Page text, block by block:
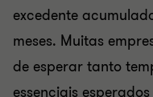
excedente
meses. Muitas
de esperar tanto
essenciais